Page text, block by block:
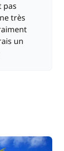
70,00 €
pas
très
un